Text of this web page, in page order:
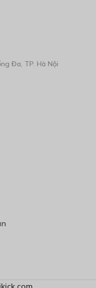
Đa, TP. Hà Nội